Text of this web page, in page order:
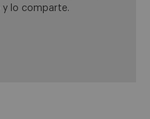
lo comparte.